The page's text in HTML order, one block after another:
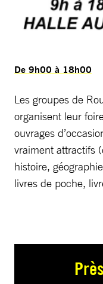
De 9h00 à 18h00
Les groupes de
organisent leur
ouvrages
vraiment attractifs
histoire,
livres de poche,